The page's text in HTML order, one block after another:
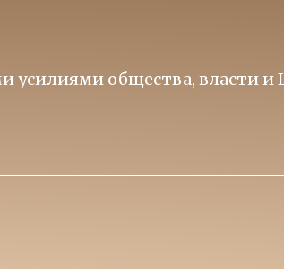
усилиями общества, власти и